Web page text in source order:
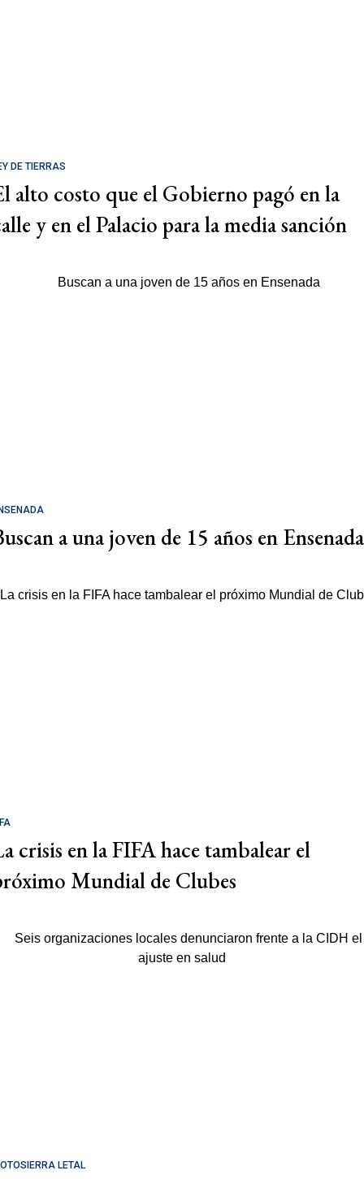
DE TIERRAS
alto costo que el Gobierno pagó en la
y en el Palacio para la media sanción
a una joven de 15 años en Ensenada
crisis en la FIFA hace tambalear el
Mundial de Clubes
LETAL